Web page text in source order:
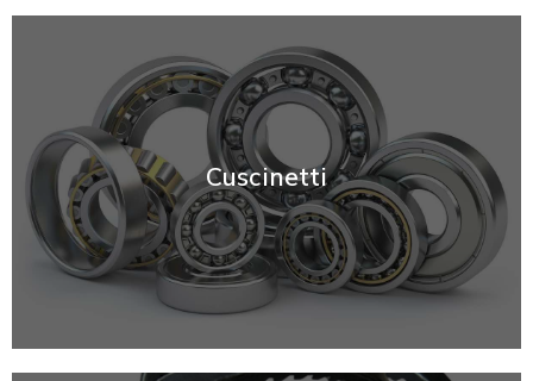
Cuscinetti